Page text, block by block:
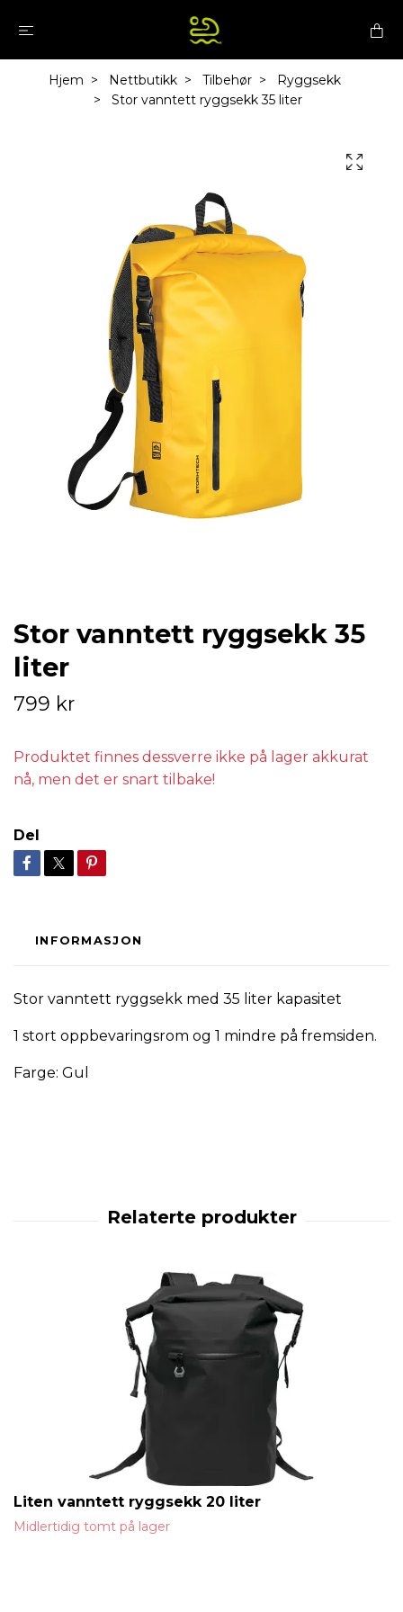
Hjem Nettbutikk Tilbehør
Ryggsekk
Stor vanntett ryggsekk 35 liter
Stor vanntett ryggsekk 35
liter
799 kr
Produktet finnes dessverre ikke på lager akkurat
nå, men det er snart tilbake!
Del
INFORMASJON
Stor vanntett ryggsekk med 35 liter kapasitet
1 stort oppbevaringsrom og 1 mindre på fremsiden.
Farge: Gul
Liten vanntett ryggsekk 20 liter
Midlertidig tomt på lager